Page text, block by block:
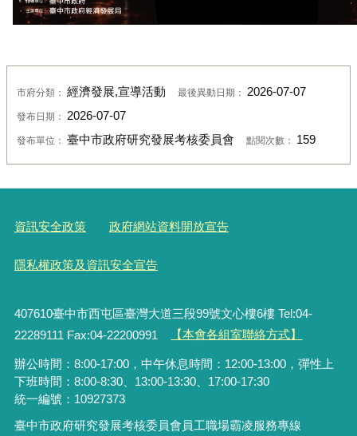
市府分類： 經濟發展,宣導活動 最後異動日期： 2026-07-07
發布日期： 2026-07-07
發布單位： 臺中市政府研究發展考核委員會 點閱次數： 159
資訊安全政策 政府網站資料開放宣告
隱私權政策及資訊安全宣告
407610臺中市西屯區臺灣大道三段99號文心樓6樓 Tel:04-
22289111 Fax:04-22200991
【本會各組室聯絡方式】
辦公時間：8:00-17:00，中午休息時間：12:00-13:00，彈性上
下班時間：8:00-8:30、13:00-13:30、17:00-17:30
統一編號：10927373
臺中市政府研究發展考核委員會員工職場霸凌服務專線